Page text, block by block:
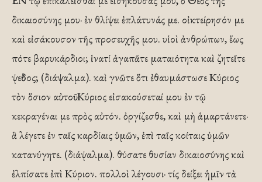
δικαιοσύνης μου· ἐν θλίψει ἐπλάτυνάς με. οἰκτείρησόν με
καὶ εἰσάκουσον τῆς προσευχῆς μου. υἱοὶ ἀνθρώπων, ἕως
πότε βαρυκάρδιοι; ἱνατί ἀγαπᾶτε ματαιότητα καὶ ζητεῖτε
ψεῦδος; (διάψαλμα). καὶ γνῶτε ὅτι ἐθαυμάστωσε Κύριος
τὸν ὅσιον αὐτοῦ· Κύριος εἰσακούσεταί μου ἐν τῷ
κεκραγέναι με πρὸς αὐτόν. ὀργίζεσθε, καὶ μὴ ἁμαρτάνετε·
ἃ λέγετε ἐν ταῖς καρδίαις ὑμῶν, ἐπὶ ταῖς κοίταις ὑμῶν
κατανύγητε. (διάψαλμα). θύσατε θυσίαν δικαιοσύνης καὶ
ἐλπίσατε ἐπὶ Κύριον. πολλοὶ λέγουσι· τίς δείξει ἡμῖν τὰ